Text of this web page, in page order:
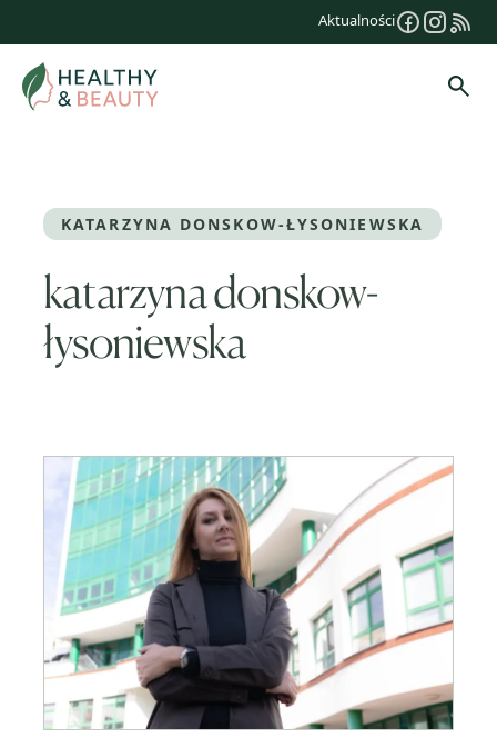
treści
Aktualności
KATARZYNA DONSKOW-ŁYSONIEWSKA
katarzyna donskow-
łysoniewska